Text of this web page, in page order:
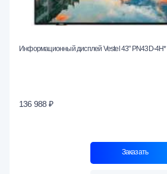
Информационный дисплей Vestel 43" PN43D-4H*
136 988 ₽
Заказать